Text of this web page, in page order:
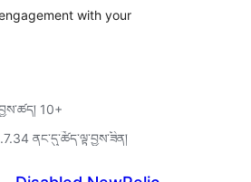
with your
10+
ནང་དུ་ཚོད་ལྟ་བྱས་ཟིན།